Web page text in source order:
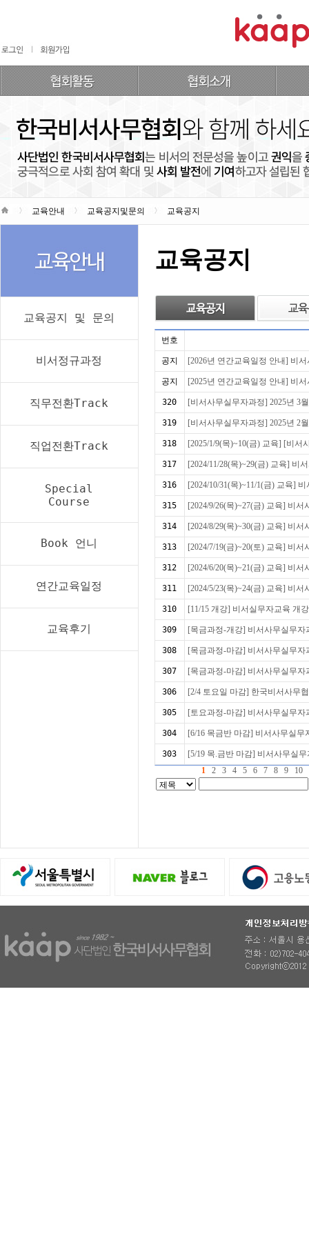
교육안내 교육공지및문의 교육공지
교육공지 및 문의
비서정규과정
직무전환Track
직업전환Track
Special
Course
Book 언니
연간교육일정
교육후기
교육공지
번호
공지 [2026년 연간교육일정 안내] 비
공지 [2025년 연간교육일정 안내] 비
320 [비서사무실무자과정] 2025년 3
319 [비서사무실무자과정] 2025년 2
318 [2025/1/9(목)~10(금) 교육] [비서
317 [2024/11/28(목)~29(금) 교육] 비
316 [2024/10/31(목)~11/1(금) 교육]
315 [2024/9/26(목)~27(금) 교육] 비서
314 [2024/8/29(목)~30(금) 교육] 비서
313 [2024/7/19(금)~20(토) 교육] 비서
312 [2024/6/20(목)~21(금) 교육] 비서
311 [2024/5/23(목)~24(금) 교육] 비서
310 [11/15 개강] 비서실무자교육 개강
309 [목금과정-개강] 비서사무실무자
308 [목금과정-마감] 비서사무실무자
307 [목금과정-마감] 비서사무실무자
306 [2/4 토요일 마감] 한국비서사무
305 [토요과정-마감] 비서사무실무자
304 [6/16 목금반 마감] 비서사무실무
303
[5/19 목.금반 마감] 비서사무실
1
2 3 4 5 6 7 8 9 10